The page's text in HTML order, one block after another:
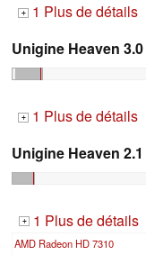
+ 1 Plus de détails
Unigine Heaven 3.0
+ 1 Plus de détails
Unigine Heaven 2.1
+ 1 Plus de détails
AMD Radeon HD 7310